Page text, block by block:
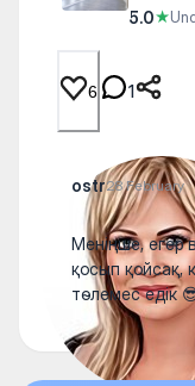
5.0★
6 1
ostr28 February
Меніңше, егер
қосып қойсақ,
төлемес едік